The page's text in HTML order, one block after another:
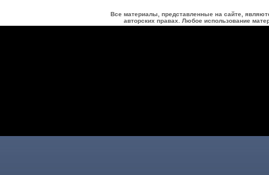
Все материалы, представленные на сайте,
авторских правах. Любое использование